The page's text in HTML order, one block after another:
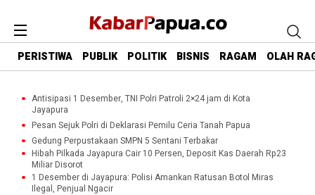
PERISTIWA PUBLIK POLITIK BISNIS RAGAM OLAH
Antisipasi 1 Desember, TNI Polri Patroli 2×24 jam di Kota
Jayapura
Pesan Sejuk Polri di Deklarasi Pemilu Ceria Tanah Papua
Gedung Perpustakaan SMPN 5 Sentani Terbakar
Hibah Pilkada Jayapura Cair 10 Persen, Deposit Kas Daerah Rp23
Miliar Disorot
1 Desember di Jayapura: Polisi Amankan Ratusan Botol Miras
Ilegal, Penjual Ngacir